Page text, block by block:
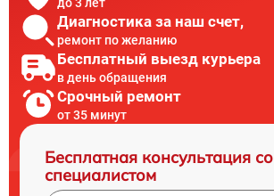
Диагностика за наш счет,
ремонт по желанию
Бесплатный выезд курьера
в день обращения
Срочный ремонт
от 35 минут
Бесплатная консультация со
специалистом